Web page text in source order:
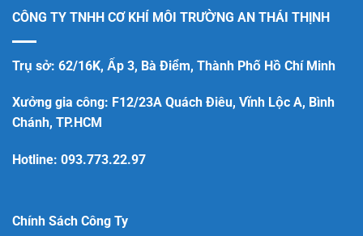
CÔNG TY TNHH CƠ KHÍ MÔI TRƯỜNG AN THÁI THỊNH
Trụ sở: 62/16K, Ấp 3, Bà Điểm, Thành Phố Hồ Chí Minh
Xưởng gia công: F12/23A Quách Điêu, Vĩnh Lộc A, Bình
Chánh, TP.HCM
Hotline: 093.773.22.97
Chính Sách Công Ty